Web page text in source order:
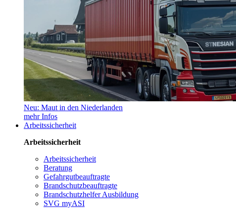
Neu: Maut in den Niederlanden
mehr Infos
Arbeitssicherheit
Arbeitssicherheit
Arbeitssicherheit
Beratung
Gefahrgutbeauftragte
Brandschutzbeauftragte
Brandschutzhelfer Ausbildung
SVG myASI